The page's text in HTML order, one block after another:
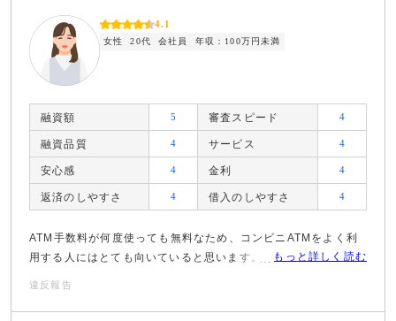
4.1
女性 20代 会社員 年収：100万円未満
融資額 5 審査スピード 4
融資品質 4 サービス 4
安心感 4 金利 4
返済のしやすさ 4 借入のしやすさ 4
ATM手数料が何度使っても無料なため、コンビニATMをよく利
用する人にはとても向いていると思います。
もっと詳しく読む
違反報告